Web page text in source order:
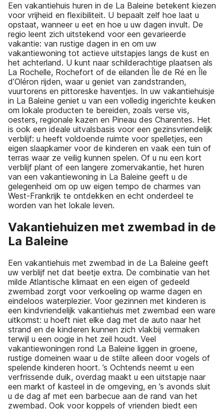
Een vakantiehuis huren in de La Baleine betekent kiezen
voor vrijheid en flexibiliteit. U bepaalt zelf hoe laat u
opstaat, wanneer u eet en hoe u uw dagen invult. De
regio leent zich uitstekend voor een gevarieerde
vakantie: van rustige dagen in en om uw
vakantiewoning tot actieve uitstapjes langs de kust en
het achterland. U kunt naar schilderachtige plaatsen als
La Rochelle, Rochefort of de eilanden Île de Ré en Île
d’Oléron rijden, waar u geniet van zandstranden,
vuurtorens en pittoreske haventjes. In uw vakantiehuisje
in La Baleine geniet u van een volledig ingerichte keuken
om lokale producten te bereiden, zoals verse vis,
oesters, regionale kazen en Pineau des Charentes. Het
is ook een ideale uitvalsbasis voor een gezinsvriendelijk
verblijf: u heeft voldoende ruimte voor spelletjes, een
eigen slaapkamer voor de kinderen en vaak een tuin of
terras waar ze veilig kunnen spelen. Of u nu een kort
verblijf plant of een langere zomervakantie, het huren
van een vakantiewoning in La Baleine geeft u de
gelegenheid om op uw eigen tempo de charmes van
West-Frankrijk te ontdekken en echt onderdeel te
worden van het lokale leven.
Vakantiehuizen met zwembad in de
La Baleine
Een vakantiehuis met zwembad in de La Baleine geeft
uw verblijf net dat beetje extra. De combinatie van het
milde Atlantische klimaat en een eigen of gedeeld
zwembad zorgt voor verkoeling op warme dagen en
eindeloos waterplezier. Voor gezinnen met kinderen is
een kindvriendelijk vakantiehuis met zwembad een ware
uitkomst: u hoeft niet elke dag met de auto naar het
strand en de kinderen kunnen zich vlakbij vermaken
terwijl u een oogje in het zeil houdt. Veel
vakantiewoningen rond La Baleine liggen in groene,
rustige domeinen waar u de stilte alleen door vogels of
spelende kinderen hoort. ’s Ochtends neemt u een
verfrissende duik, overdag maakt u een uitstapje naar
een markt of kasteel in de omgeving, en ’s avonds sluit
u de dag af met een barbecue aan de rand van het
zwembad. Ook voor koppels of vrienden biedt een